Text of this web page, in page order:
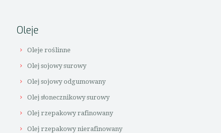
Oleje
Oleje roślinne
Olej sojowy surowy
Olej sojowy odgumowany
Olej słonecznikowy surowy
Olej rzepakowy rafinowany
Olej rzepakowy nierafinowany